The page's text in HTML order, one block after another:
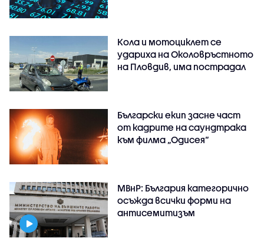
Кола и мотоциклет се
удариха на Околовръстното
на Пловдив, има пострадал
Български екип засне част
от кадрите на саундтрака
към филма „Одисея“
МВнР: България категорично
осъжда всички форми на
антисемитизъм